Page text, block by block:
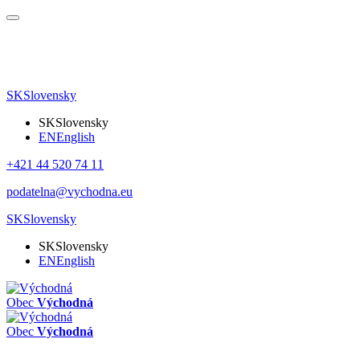
SKSlovensky
SKSlovensky
ENEnglish
+421 44 520 74 11
podatelna@vychodna.eu
SKSlovensky
SKSlovensky
ENEnglish
Obec Východná
Obec Východná